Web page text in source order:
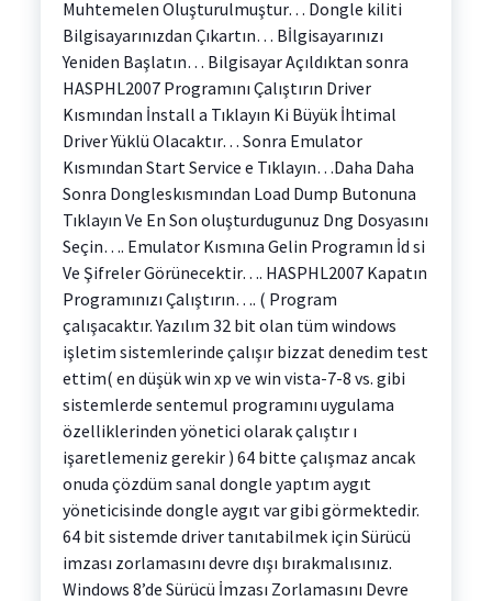
Muhtemelen Oluşturulmuştur… Dongle kiliti
Bilgisayarınızdan Çıkartın… Bİlgisayarınızı
Yeniden Başlatın… Bilgisayar Açıldıktan sonra
HASPHL2007 Programını Çalıştırın Driver
Kısmından İnstall a Tıklayın Ki Büyük İhtimal
Driver Yüklü Olacaktır… Sonra Emulator
Kısmından Start Service e Tıklayın…Daha Daha
Sonra Dongleskısmından Load Dump Butonuna
Tıklayın Ve En Son oluşturdugunuz Dng Dosyasını
Seçin…. Emulator Kısmına Gelin Programın İd si
Ve Şifreler Görünecektir…. HASPHL2007 Kapatın
Programınızı Çalıştırın…. ( Program
çalışacaktır. Yazılım 32 bit olan tüm windows
işletim sistemlerinde çalışır bizzat denedim test
ettim( en düşük win xp ve win vista-7-8 vs. gibi
sistemlerde sentemul programını uygulama
özelliklerinden yönetici olarak çalıştır ı
işaretlemeniz gerekir ) 64 bitte çalışmaz ancak
onuda çözdüm sanal dongle yaptım aygıt
yöneticisinde dongle aygıt var gibi görmektedir.
64 bit sistemde driver tanıtabilmek için Sürücü
imzası zorlamasını devre dışı bırakmalısınız.
Windows 8’de Sürücü İmzası Zorlamasını Devre